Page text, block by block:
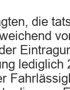
die
lediglich